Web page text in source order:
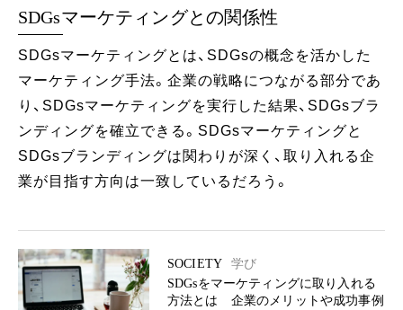
SDGsマーケティングとの関係性
SDGsマーケティングとは、SDGsの概念を活かした
マーケティング手法。企業の戦略につながる部分であ
り、SDGsマーケティングを実行した結果、SDGsブラ
ンディングを確立できる。SDGsマーケティングと
SDGsブランディングは関わりが深く、取り入れる企
業が目指す方向は一致しているだろう。
SOCIETY
学び
SDGsをマーケティングに取り入れる
方法とは 企業のメリットや成功事例